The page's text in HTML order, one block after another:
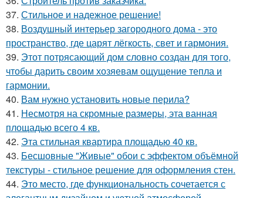
37. Стильное и надежное решение!
38. Воздушный интерьер загородного дома - это
пространство, где царят лёгкость, свет и гармония.
39. Этот потрясающий дом словно создан для того,
чтобы дарить своим хозяевам ощущение тепла и
гармонии.
40. Вам нужно установить новые перила?
41. Несмотря на скромные размеры, эта ванная
площадью всего 4 кв.
42. Эта стильная квартира площадью 40 кв.
43. Бесшовные "Живые" обои с эффектом объёмной
текстуры - стильное решение для оформления стен.
44. Это место, где функциональность сочетается с